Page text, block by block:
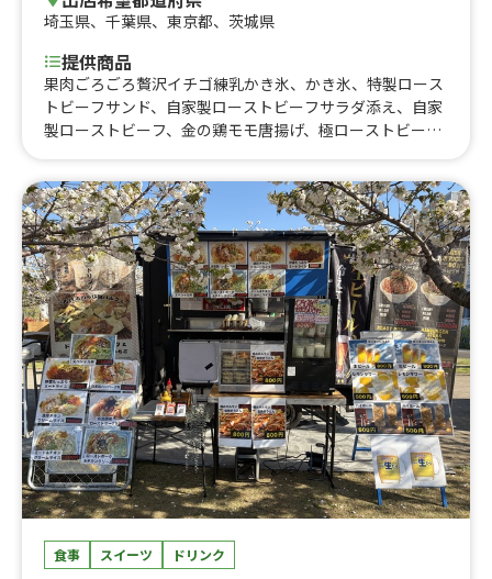
埼玉県、 千葉県、 東京都、 茨城県
提供商品
果肉ごろごろ贅沢イチゴ練乳かき氷、かき氷、特製ロース
トビーフサンド、自家製ローストビーフサラダ添え、自家
製ローストビーフ、金の鶏モモ唐揚げ、極ローストビーフ
モモ唐揚げ、ローストビーフ丼
食事 スイーツ ドリンク